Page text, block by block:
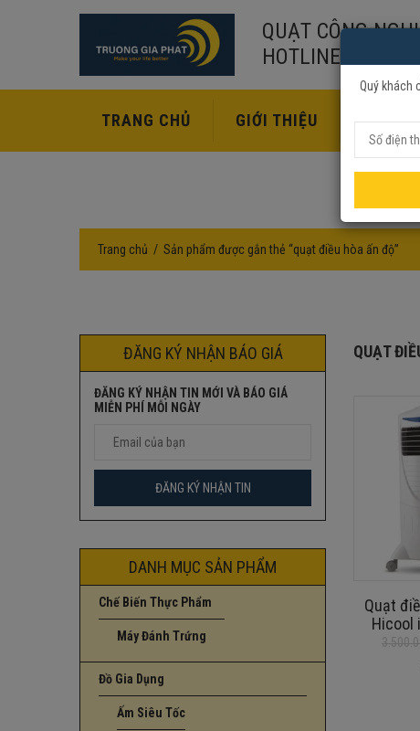
QUẠT CÔNG
HOTLINE:
TRANG CHỦ GIỚI THIỆU SẢN
Trang chủ Sản phẩm được gắn thẻ “quạt điều hòa ấn độ”
ĐĂNG KÝ NHẬN BÁO GIÁ
ĐĂNG KÝ NHẬN TIN MỚI VÀ BÁO GIÁ
MIỄN PHÍ MỖI NGÀY
DANH MỤC SẢN PHẨM
Chế Biến Thực Phẩm
Máy Đánh Trứng
Đồ Gia Dụng
Ấm Siêu Tốc
QUẠT
Quạt
Hicool
Quý khách